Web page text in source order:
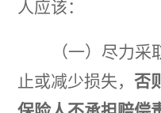
人应该：
（一）尽力
止或减少损失，否